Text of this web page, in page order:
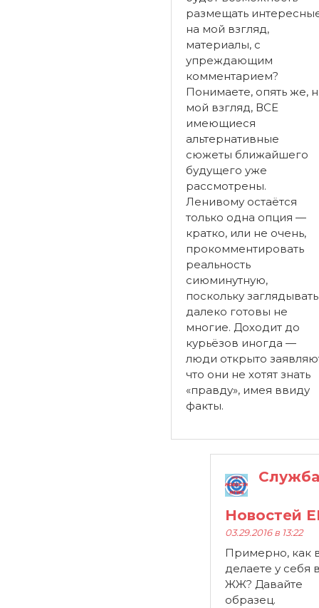
размещать
на мой взгляд,
материалы, с
упреждающим
комментарием?
Понимаете, опять же,
мой взгляд, ВСЕ
имеющиеся
альтернативные
сюжеты ближайшего
будущего уже
рассмотрены.
Ленивому остаётся
только одна опция —
кратко, или не очень,
прокомментировать
реальность
сиюминутную,
поскольку заглядывать
далеко готовы не
многие. Доходит до
курьёзов иногда —
люди открыто
что они не хотят знать
«правду», имея ввиду
факты.
Служба
Новостей
03.29.2016 в 13:22
Примерно, как
делаете у себя
ЖЖ? Давайте
образец.